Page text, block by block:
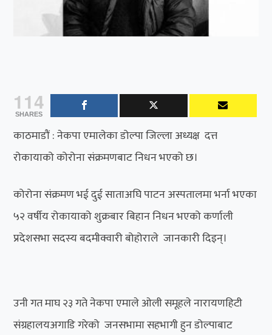
114
SHARES
काठमाडौं : नेकपा एमालेका डोल्पा जिल्ला अध्यक्ष दत्त
रोकायाको कोरोना संक्रमणबाट निधन भएको छ।
कोरोना संक्रमण भई दुई साताअघि पाटन अस्पतालमा भर्ना भएका
५२ वर्षीय रोकायाको शुक्रबार बिहान निधन भएको कर्णाली
प्रदेशसभा सदस्‍य बदमीक्वारी बोहोराले जानकारी दिइन्।
उनी गत माघ २३ गते नेकपा एमाले ओली समूहले नारायणहिटी
संग्रहालयअगाडि गरेको जनसभामा सहभागी हुन डोल्पाबाट